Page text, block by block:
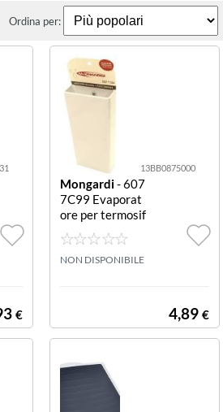
Ordina per:
€
13BB0875000
Mongardi- 607
7C99 Evaporat
ore per termosif
oni Plain con ga
ncio Bianco este
rno Plain con ga
NON DISPONIBILE
4,89 €